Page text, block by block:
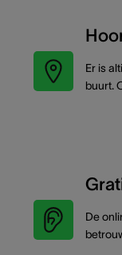
Er is
buurt.
De